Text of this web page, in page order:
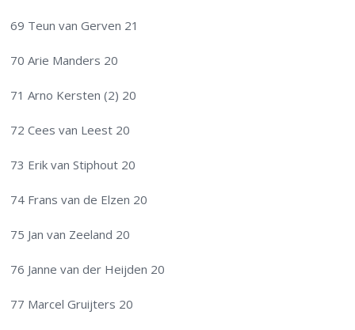
69 Teun van Gerven 21
70 Arie Manders 20
71 Arno Kersten (2) 20
72 Cees van Leest 20
73 Erik van Stiphout 20
74 Frans van de Elzen 20
75 Jan van Zeeland 20
76 Janne van der Heijden 20
77 Marcel Gruijters 20